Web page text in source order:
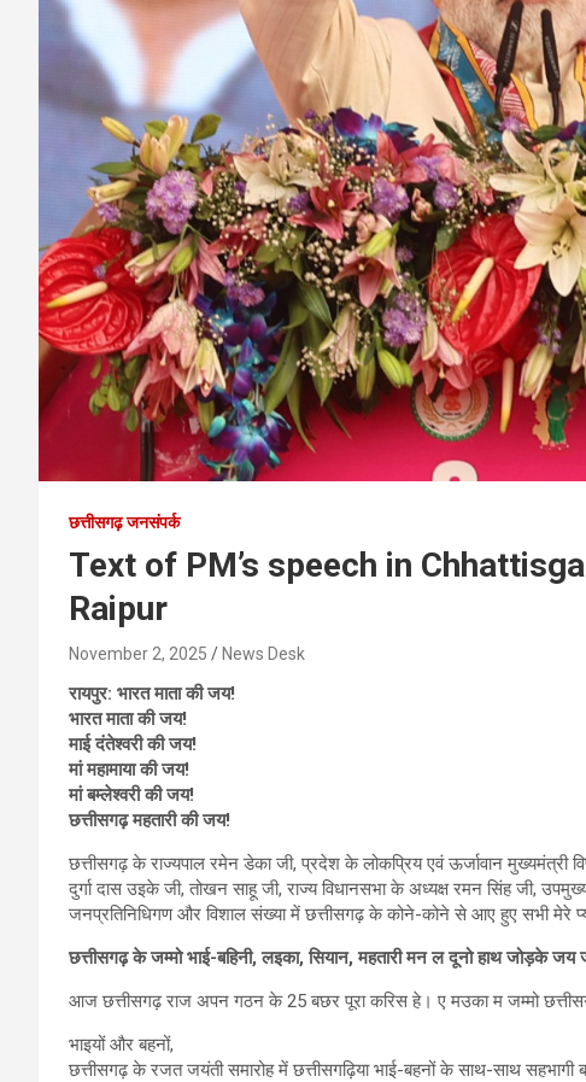
छत्तीसगढ़ जनसंपर्क
Text of PM’s speech in
Raipur
November 2, 2025 News Desk
रायपुर: भारत माता की जय!
भारत माता की जय!
माई दंतेश्वरी की जय!
मां महामाया की जय!
मां बम्लेश्वरी की जय!
छत्तीसगढ़ महतारी की जय!
छत्तीसगढ़ के राज्यपाल रमेन डेका जी, प्रदेश के लोकप्रिय एवं ऊर्जावान मुख्यमंत्री
दुर्गा दास उइके जी, तोखन साहू जी, राज्‍य विधानसभा के अध्यक्ष रमन सिंह जी,
जनप्रतिनिधिगण और विशाल संख्या में छत्तीसगढ़ के कोने-कोने से आए हुए सभी मेरे
छत्तीसगढ़ के जम्मो भाई-बहिनी, लइका, सियान, महतारी मन ल दूनो हाथ जोड़के जय
आज छत्तीसगढ़ राज अपन गठन के 25 बछर पूरा करिस हे। ए मउका म जम्मो
भाइयों और बहनों,
छत्तीसगढ़ के रजत जयंती समारोह में छत्तीसगढ़िया भाई-बहनों के साथ-साथ